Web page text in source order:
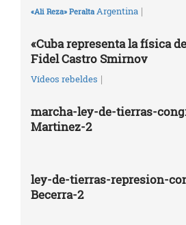
«Ali Reza» Peralta Argentina |
«Cuba representa la física
Fidel Castro Smirnov
Vídeos rebeldes |
marcha-ley-de-tierras-
Martinez-2
ley-de-tierras-represion-
Becerra-2